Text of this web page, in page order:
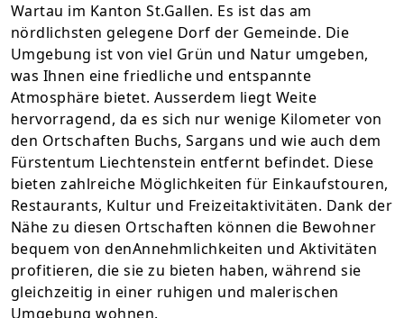
Wartau im Kanton St.Gallen. Es ist das am
nördlichsten gelegene Dorf der Gemeinde. Die
Umgebung ist von viel Grün und Natur umgeben,
was Ihnen eine friedliche und entspannte
Atmosphäre bietet. Ausserdem liegt Weite
hervorragend, da es sich nur wenige Kilometer von
den Ortschaften Buchs, Sargans und wie auch dem
Fürstentum Liechtenstein entfernt befindet. Diese
bieten zahlreiche Möglichkeiten für Einkaufstouren,
Restaurants, Kultur und Freizeitaktivitäten. Dank der
Nähe zu diesen Ortschaften können die Bewohner
bequem von denAnnehmlichkeiten und Aktivitäten
profitieren, die sie zu bieten haben, während sie
gleichzeitig in einer ruhigen und malerischen
Umgebung wohnen.